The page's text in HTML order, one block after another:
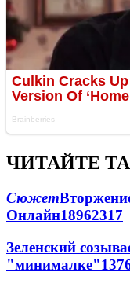
ЧИТАЙТЕ
Сюжет
Онлайн18962317
Зеленский
"минималке"13